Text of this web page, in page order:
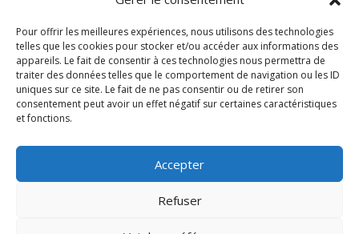
Pour offrir les meilleures expériences, nous utilisons des technologies
telles que les cookies pour stocker et/ou accéder aux informations des
appareils. Le fait de consentir à ces technologies nous permettra de
traiter des données telles que le comportement de navigation ou les ID
uniques sur ce site. Le fait de ne pas consentir ou de retirer son
consentement peut avoir un effet négatif sur certaines caractéristiques
et fonctions.
Accepter
Refuser